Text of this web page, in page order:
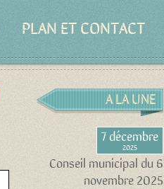
PLAN ET CONTACT
A LA UNE
7 décembre
2025
Conseil municipal du 6
novembre 2025